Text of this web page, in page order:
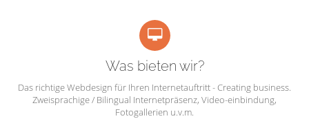
Was bieten wir?
Das richtige Webdesign für Ihren Internetauftritt - Creating business.
Zweisprachige / Bilingual Internetpräsenz, Video-einbindung,
Fotogallerien u.v.m.